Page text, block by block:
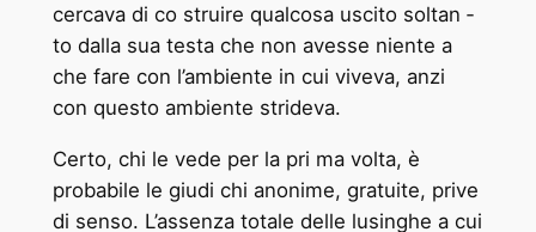
cercava di co ­struire qualcosa uscito soltan ­
to dalla sua testa che non avesse niente a
che fare con l’ambiente in cui viveva, anzi
con questo ambiente strideva.
Certo, chi le vede per la pri ­ma volta, è
probabile le giudi ­chi anonime, gratuite, prive
di senso. L’assenza totale delle lusinghe a cui